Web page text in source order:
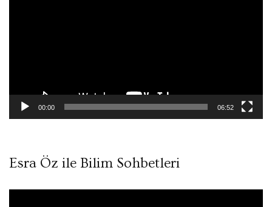
00:00 06:52
Esra Öz ile Bilim Sohbetleri